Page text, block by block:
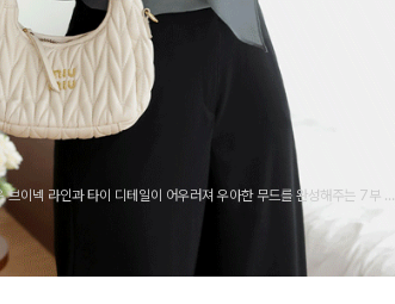
브이넥 라인과 타이 디테일이 어우러져 우아한 무드를 완성해주는 7부 블
착용되며 데일리룩부터 출근룩, 하객룩까지 세련된 스타일링을 연출하